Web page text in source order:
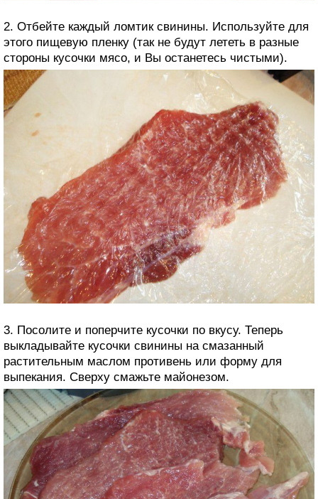
2. Отбейте каждый ломтик свинины. Используйте для
этого пищевую пленку (так не будут лететь в разные
стороны кусочки мясо, и Вы останетесь чистыми).
3. Посолите и поперчите кусочки по вкусу. Теперь
выкладывайте кусочки свинины на смазанный
растительным маслом противень или форму для
выпекания. Сверху смажьте майонезом.